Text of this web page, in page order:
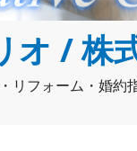
オ / 株
フォーム・婚